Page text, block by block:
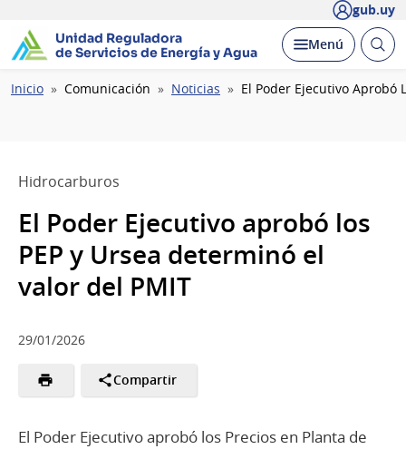
gub.uy
Unidad Reguladora
de Servicios de Energía y Agua
Desplegar
Menú Abrir
Ruta
Inicio Comunicación Noticias El Poder Ejecutivo Aprobó
Hidrocarburos
El Poder Ejecutivo aprobó los
PEP y Ursea determinó el
valor del PMIT
29/01/2026
Compartir
El Poder Ejecutivo aprobó los Precios en Planta de